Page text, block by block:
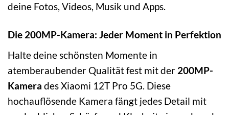
deine Fotos, Videos, Musik und Apps.
Die 200MP-Kamera: Jeder Moment in Perfektion
Halte deine schönsten Momente in
atemberaubender Qualität fest mit der 200MP-
Kamera des Xiaomi 12T Pro 5G. Diese
hochauflösende Kamera fängt jedes Detail mit